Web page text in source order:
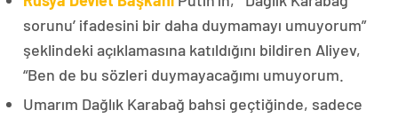
sorunu’ ifadesini bir daha duymamayı umuyorum”
şeklindeki açıklamasına katıldığını bildiren Aliyev,
“Ben de bu sözleri duymayacağımı umuyorum.
Umarım Dağlık Karabağ bahsi geçtiğinde, sadece